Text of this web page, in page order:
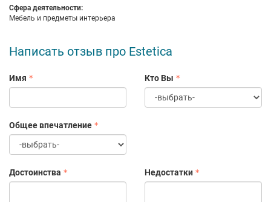
Сфера деятельности:
Мебель и предметы интерьера
Написать отзыв про Estetica
Имя Кто Вы
Общее впечатление
Достоинства Недостатки